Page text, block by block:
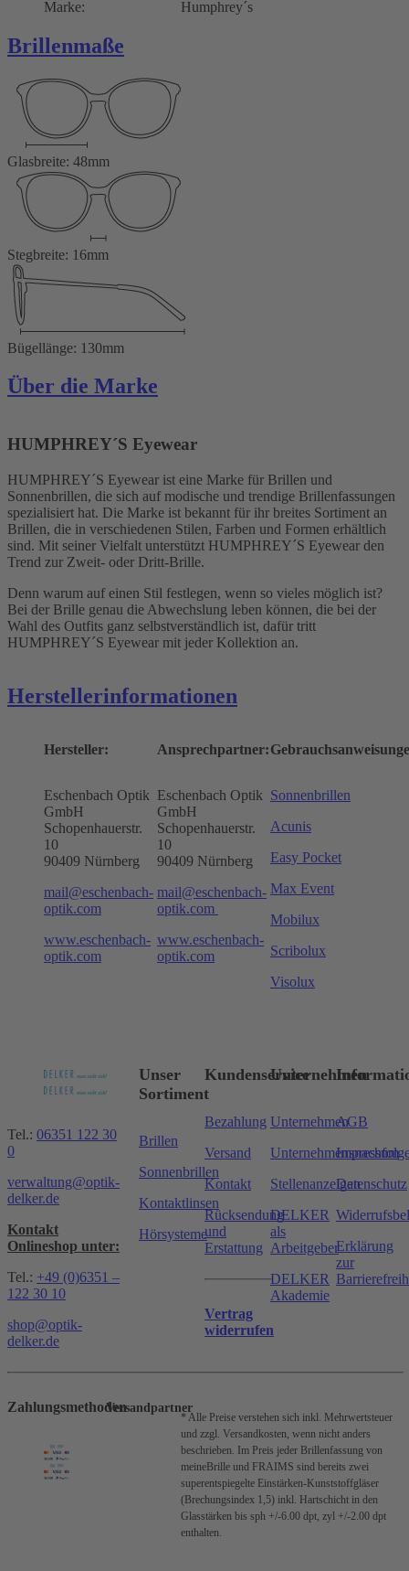
Marke:
Humphrey´s
Brillenmaße
Glasbreite: 48mm
Stegbreite: 16mm
Bügellänge: 130mm
Über die Marke
HUMPHREY´S Eyewear
HUMPHREY´S Eyewear ist eine Marke für Brillen und
Sonnenbrillen, die sich auf modische und trendige Brillenfassungen
spezialisiert hat. Die Marke ist bekannt für ihr breites Sortiment an
Brillen, die in verschiedenen Stilen, Farben und Formen erhältlich
sind. Mit seiner Vielfalt unterstützt HUMPHREY´S Eyewear den
Trend zur Zweit- oder Dritt-Brille.
Denn warum auf einen Stil festlegen, wenn so vieles möglich ist?
Bei der Brille genau die Abwechslung leben können, die bei der
Wahl des Outfits ganz selbstverständlich ist, dafür tritt
HUMPHREY´S Eyewear mit jeder Kollektion an.
Herstellerinformationen
Hersteller:
Eschenbach Optik
GmbH
Schopenhauerstr.
10
90409 Nürnberg
mail@eschenbach-
optik.com
www.eschenbach-
optik.com
Ansprechpartner:
Eschenbach Optik
GmbH
Schopenhauerstr.
10
90409 Nürnberg
mail@eschenbach-
optik.com
www.eschenbach-
optik.com
Sonnenbrillen
Acunis
Easy Pocket
Max Event
Mobilux
Scribolux
Visolux
Tel.: 06351 122 30
0
verwaltung@optik-
delker.de
Kontakt
Onlineshop unter:
Tel.: +49 (0)6351 –
122 30 10
shop@optik-
delker.de
Unser
Sortiment
Brillen
Sonnenbrillen
Kontaktlinsen
Hörsysteme
Kundenservice
Bezahlung
Versand
Kontakt
Rücksendung
und
Erstattung
Vertrag
widerrufen
Unternehmen
Unternehmen
Stellenanzeigen
DELKER
als
Arbeitgeber
DELKER
Akademie
AGB
Impressum
Datenschutz
Erklärung
zur
ZahlungsmethodenVersandpartner
* Alle Preise verstehen sich inkl. Mehrwertsteuer
und zzgl. Versandkosten, wenn nicht anders
beschrieben. Im Preis jeder Brillenfassung von
meineBrille und FRAIMS sind bereits zwei
superentspiegelte Einstärken-Kunststoffgläser
(Brechungsindex 1,5) inkl. Hartschicht in den
Glasstärken bis sph +/-6.00 dpt, zyl +/-2.00 dpt
enthalten.